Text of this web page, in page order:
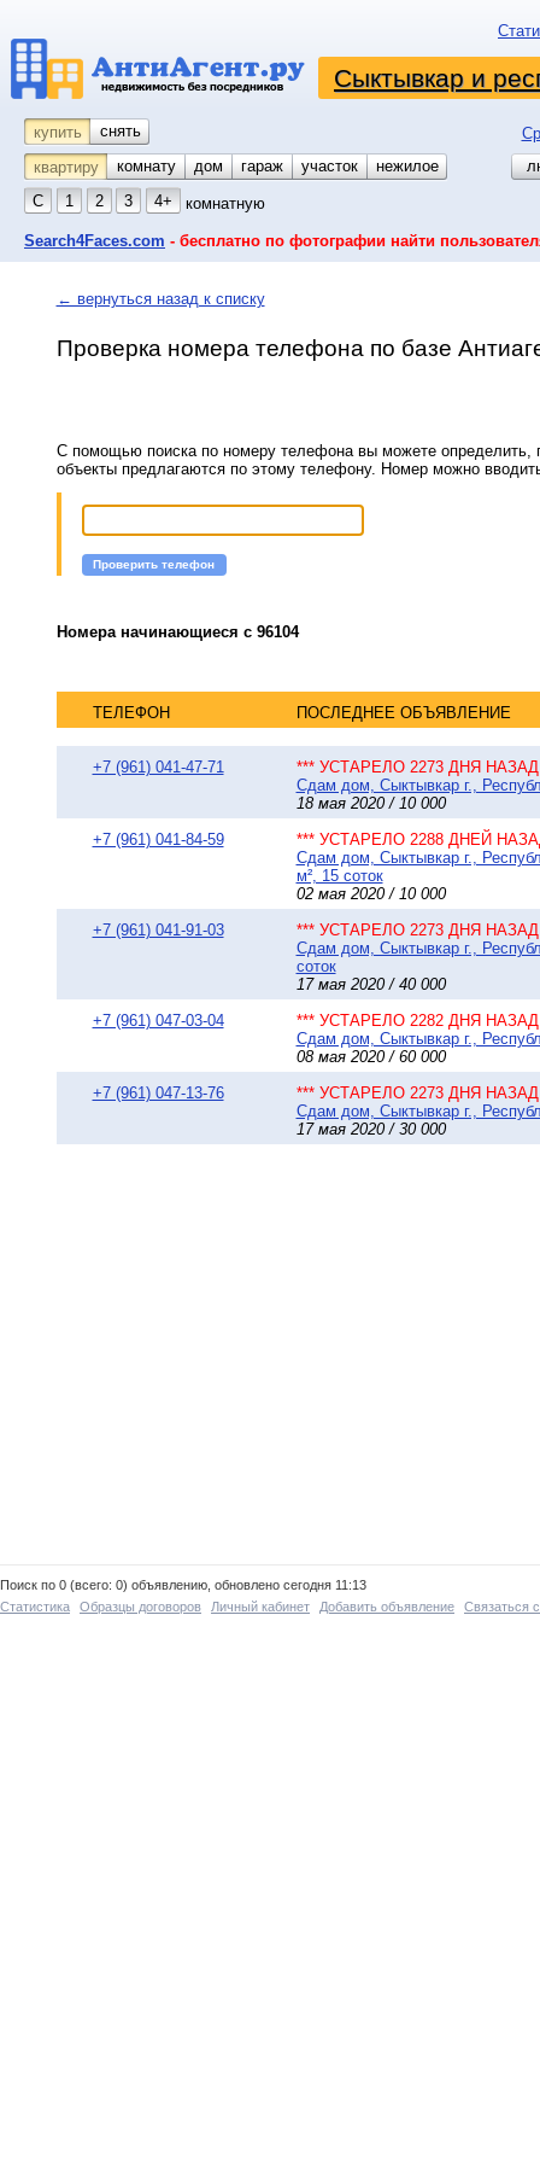
Сыктывкар и
купить снять
квартиру
комнату койко-место
дом гараж участок
нежилое
С
1 2 3 4+ комнатную
Search4Faces.com - бесплатно по фотографии найти
← вернуться назад к списку
Проверка номера телефона по базе
С помощью поиска по номеру телефона вы можете определить,
объекты предлагаются по этому телефону. Номер можно
Проверить телефон
Номера начинающиеся с 96104
ТЕЛЕФОН ПОСЛЕДНЕЕ ОБЪЯВЛЕНИЕ
+7 (961) 041-47-71
*** УСТАРЕЛО 2273 ДНЯ НАЗАД
Сдам дом, Сыктывкар г.,
18 мая 2020 / 10 000
+7 (961) 041-84-59
*** УСТАРЕЛО 2288 ДНЕЙ
Сдам дом, Сыктывкар г.,
м², 15 соток
02 мая 2020 / 10 000
+7 (961) 041-91-03
*** УСТАРЕЛО 2273 ДНЯ НАЗАД
Сдам дом, Сыктывкар г.,
соток
17 мая 2020 / 40 000
+7 (961) 047-03-04
*** УСТАРЕЛО 2282 ДНЯ НАЗАД
Сдам дом, Сыктывкар г.,
08 мая 2020 / 60 000
+7 (961) 047-13-76
*** УСТАРЕЛО 2273 ДНЯ НАЗАД
Сдам дом, Сыктывкар г.,
17 мая 2020 / 30 000
Поиск по 0 (всего: 0) объявлению, обновлено сегодня 11:13
Статистика
Образцы договоров Личный кабинет Добавить объявление Связаться